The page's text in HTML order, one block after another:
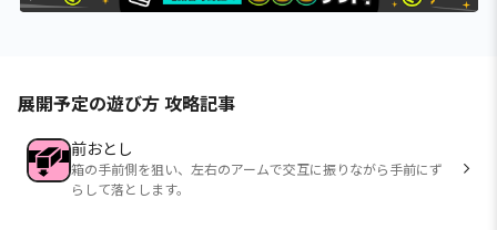
展開予定の遊び方 攻略記事
前おとし
箱の手前側を狙い、左右のアームで交互に振りながら手前にず
らして落とします。